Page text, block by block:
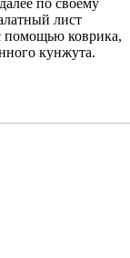
по своему
лист
помощью коврика,
кунжута.